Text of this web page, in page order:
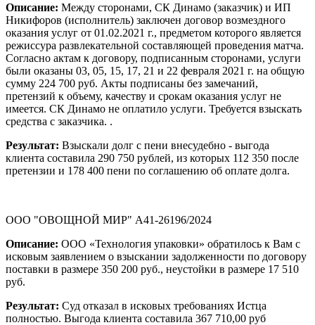
Описание: Между сторонами, СК Динамо (заказчик) и ИП
Никифоров (исполнитель) заключен договор возмездного
оказания услуг от 01.02.2021 г., предметом которого является
режиссура развлекательной составляющей проведения матча.
Согласно актам к договору, подписанным сторонами, услуги
были оказаны 03, 05, 15, 17, 21 и 22 февраля 2021 г. на общую
сумму 224 700 руб. Акты подписаны без замечаний,
претензий к объему, качеству и срокам оказания услуг не
имеется. СК Динамо не оплатило услуги. Требуется взыскать
средства с заказчика. .
Результат: Взыскали долг с пени внесудебно - выгода
клиента составила 290 750 рублей, из которых 112 350 после
претензии и 178 400 пени по соглашению об оплате долга.
ООО "ОВОЩНОЙ МИР" А41-26196/2024
Описание: ООО «Технология упаковки» обратилось к Вам с
исковым заявлением о взыскании задолженности по договору
поставки в размере 350 200 руб., неустойки в размере 17 510
руб.
Результат: Суд отказал в исковых требованиях Истца
полностью. Выгода клиента составила 367 710,00 руб